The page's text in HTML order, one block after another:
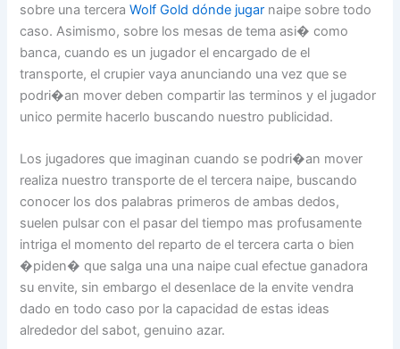
sobre una terceraWolf Gold dónde jugar naipe sobre todo
caso. Asimismo, sobre los mesas de tema asi� como
banca, cuando es un jugador el encargado de el
transporte, el crupier vaya anunciando una vez que se
podri�an mover deben compartir las terminos y el jugador
unico permite hacerlo buscando nuestro publicidad.
Los jugadores que imaginan cuando se podri�an mover
realiza nuestro transporte de el tercera naipe, buscando
conocer los dos palabras primeros de ambas dedos,
suelen pulsar con el pasar del tiempo mas profusamente
intriga el momento del reparto de el tercera carta o bien
�piden� que salga una una naipe cual efectue ganadora
su envite, sin embargo el desenlace de la envite vendra
dado en todo caso por la capacidad de estas ideas
alrededor del sabot, genuino azar.